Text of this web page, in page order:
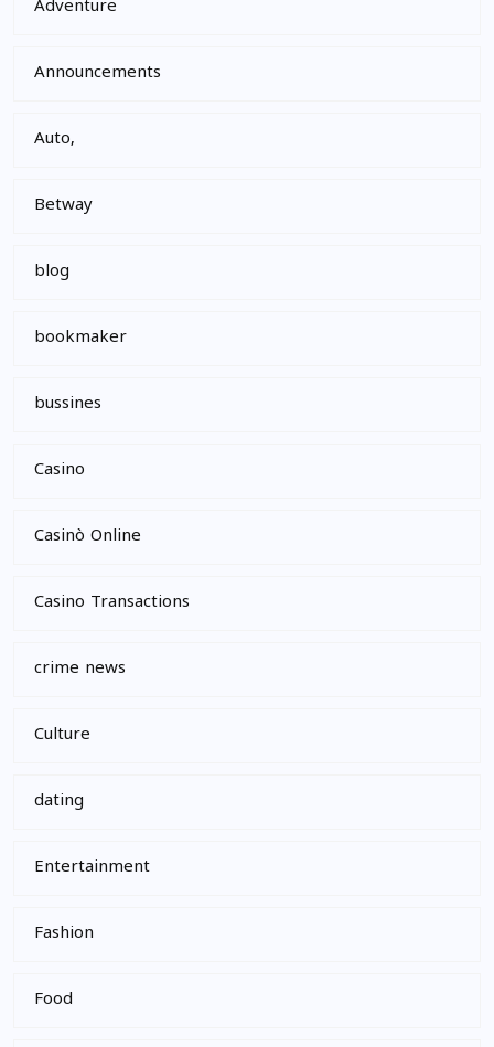
Adventure
Announcements
Auto,
Betway
blog
bookmaker
bussines
Casino
Casinò Online
Casino Transactions
crime news
Culture
dating
Entertainment
Fashion
Food